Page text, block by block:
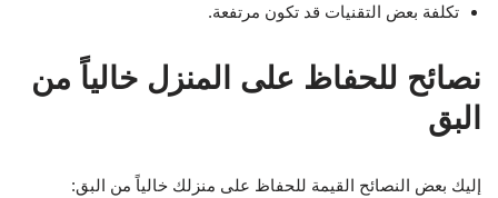
تكلفة بعض التقنيات قد تكون مرتفعة.
نصائح للحفاظ على المنزل خالياً من
البق
إليك بعض النصائح القيمة للحفاظ على منزلك خالياً من البق: